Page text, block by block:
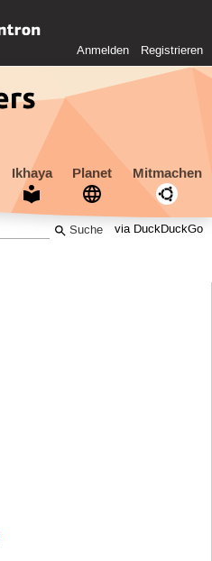
Anmelden Registrieren
Ikhaya Planet Mitmachen
via DuckDuckGo